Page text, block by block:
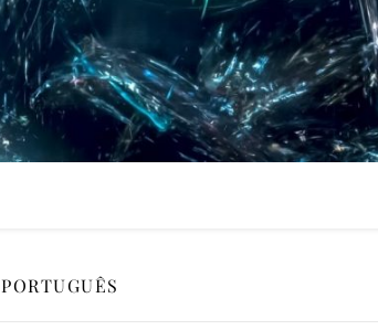
PORTUGUÊS